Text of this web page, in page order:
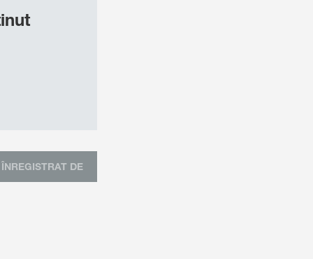
ÎNREGISTRAT DE